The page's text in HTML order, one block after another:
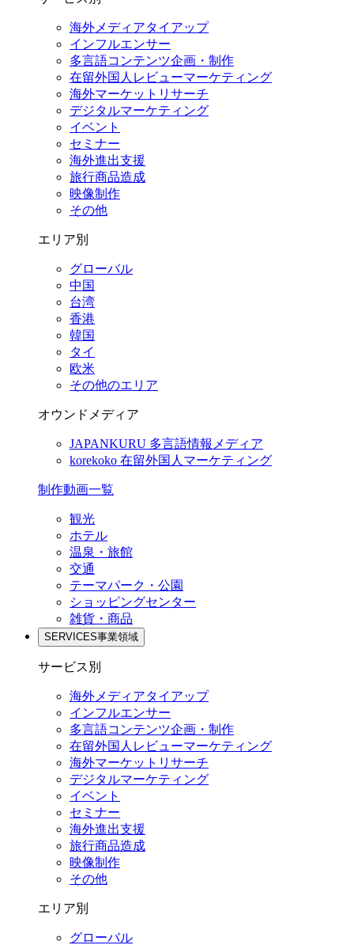
海外メディアタイアップ
インフルエンサー
多言語コンテンツ企画・制作
在留外国⼈レビューマーケティング
海外マーケットリサーチ
デジタルマーケティング
イベント
セミナー
海外進出支援
旅行商品造成
映像制作
その他
エリア別
グローバル
中国
台湾
香港
韓国
タイ
欧米
その他のエリア
オウンドメディア
JAPANKURU 多言語情報メディア
korekoko 在留外国人マーケティング
制作動画一覧
観光
ホテル
温泉・旅館
交通
テーマパーク・公園
ショッピングセンター
雑貨・商品
SERVICES事業領域
サービス別
海外メディアタイアップ
インフルエンサー
多言語コンテンツ企画・制作
在留外国⼈レビューマーケティング
海外マーケットリサーチ
デジタルマーケティング
イベント
セミナー
海外進出支援
旅行商品造成
映像制作
その他
エリア別
グローバル